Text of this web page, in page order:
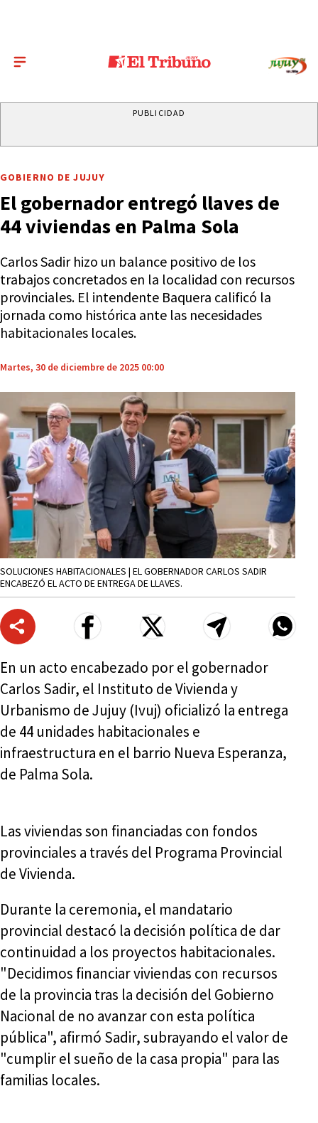
PUBLICIDAD
GOBIERNO DE JUJUY
El gobernador entregó llaves de
44 viviendas en Palma Sola
Carlos Sadir hizo un balance positivo de los
trabajos concretados en la localidad con recursos
provinciales. El intendente Baquera calificó la
jornada como histórica ante las necesidades
habitacionales locales.
Martes, 30 de diciembre de 2025 00:00
SOLUCIONES HABITACIONALES | EL GOBERNADOR CARLOS SADIR
ENCABEZÓ EL ACTO DE ENTREGA DE LLAVES.
En un acto encabezado por el gobernador
Carlos Sadir, el Instituto de Vivienda y
Urbanismo de Jujuy (Ivuj) oficializó la entrega
de 44 unidades habitacionales e
infraestructura en el barrio Nueva Esperanza,
de Palma Sola.
Las viviendas son financiadas con fondos
provinciales a través del Programa Provincial
de Vivienda.
Durante la ceremonia, el mandatario
provincial destacó la decisión política de dar
continuidad a los proyectos habitacionales.
"Decidimos financiar viviendas con recursos
de la provincia tras la decisión del Gobierno
Nacional de no avanzar con esta política
pública", afirmó Sadir, subrayando el valor de
"cumplir el sueño de la casa propia" para las
familias locales.